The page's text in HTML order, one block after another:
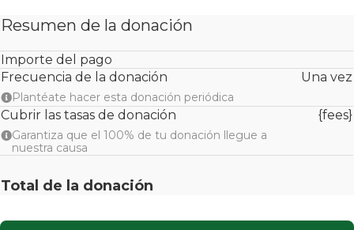
Resumen de la donación
Importe del pago
Frecuencia de la donación
Plantéate hacer esta donación periódica
Una vez
Cubrir las tasas de donación
Garantiza que el 100% de tu donación llegue a
nuestra causa
{fees}
Total de la donación